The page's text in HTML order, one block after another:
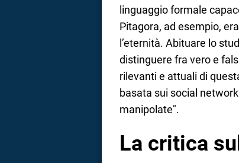
linguaggio formale
Pitagora, ad esempio,
l’eternità. Abituare lo
distinguere fra vero e
rilevanti e attuali di
basata sui social
manipolate".
La critica